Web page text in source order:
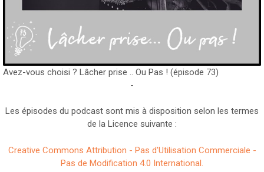
Avez-vous choisi ? Lâcher prise .. Ou Pas ! (épisode 73)
-
Les épisodes du podcast sont mis à disposition selon les termes
de la Licence suivante :
Creative Commons Attribution - Pas d'Utilisation Commerciale -
Pas de Modification 4.0 International.